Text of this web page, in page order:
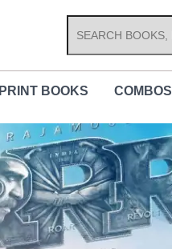
PRINT BOOKS COMBOS